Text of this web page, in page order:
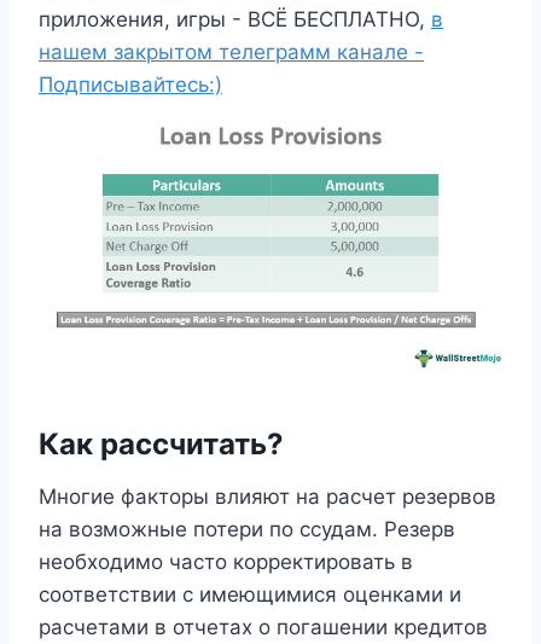
приложения, игры - ВСЁ БЕСПЛАТНО, в
нашем закрытом телеграмм канале -
Подписывайтесь:)
Как рассчитать?
Многие факторы влияют на расчет резервов
на возможные потери по ссудам. Резерв
необходимо часто корректировать в
соответствии с имеющимися оценками и
расчетами в отчетах о погашении кредитов